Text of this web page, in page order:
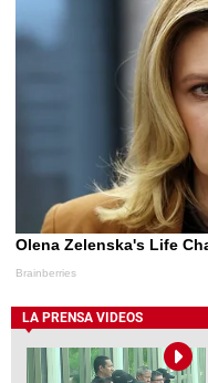
LA PRENSA VIDEOS